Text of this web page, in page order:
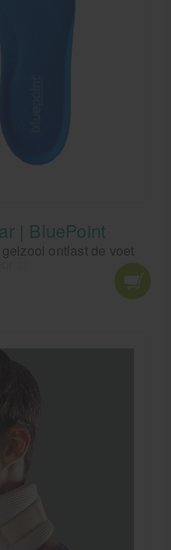
| BluePoint
ontlast de voet
zijn elasticiteit en
passend in